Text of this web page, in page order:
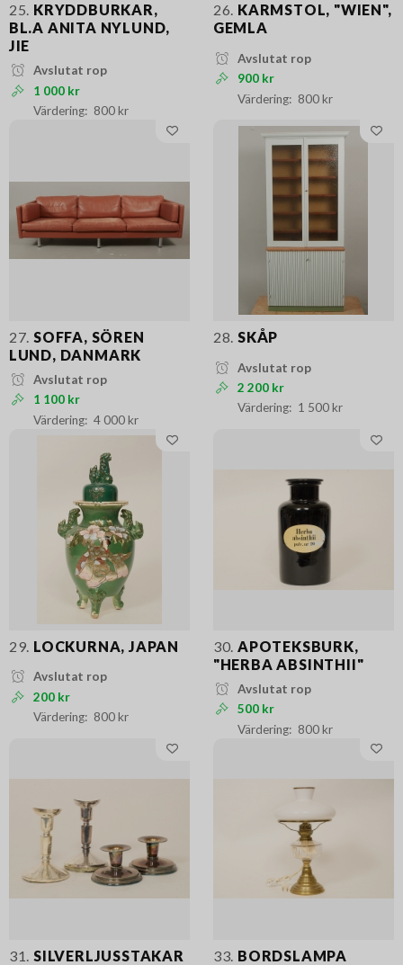
25. KRYDDBURKAR,
BL.A ANITA NYLUND,
JIE
Avslutat rop
1 000 kr
800 kr
26. KARMSTOL, "WIEN",
GEMLA
Avslutat rop
900 kr
800 kr
27. SOFFA, SÖREN
LUND, DANMARK
Avslutat rop
1 100 kr
4 000 kr
28. SKÅP
Avslutat rop
2 200 kr
1 500 kr
29. LOCKURNA, JAPAN
Avslutat rop
200 kr
800 kr
30. APOTEKSBURK,
"HERBA ABSINTHII"
Avslutat rop
500 kr
800 kr
31. SILVERLJUSSTAKAR 33. BORDSLAMPA